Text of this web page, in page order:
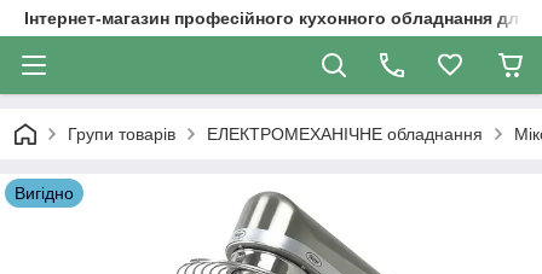
Інтернет-магазин професійного кухонного обладнання
Групи товарів ЕЛЕКТРОМЕХАНІЧНЕ обладнання
Вигідно